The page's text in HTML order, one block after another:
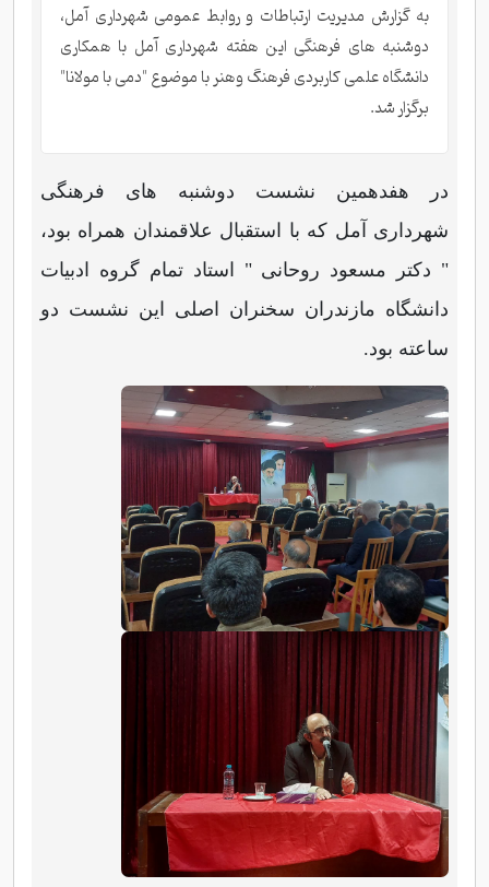
به گزارش مدیریت ارتباطات و روابط عمومی شهرداری آمل،
دوشنبه های فرهنگی این هفته شهرداری آمل با همکاری
دانشگاه علمی کاربردی فرهنگ وهنر با موضوع "دمی با مولانا"
برگزار شد.
در هفدهمین نشست دوشنبه های فرهنگی
شهرداری آمل که با استقبال علاقمندان همراه بود،
" دکتر مسعود روحانی " استاد تمام گروه ادبیات
دانشگاه مازندران سخنران اصلی این نشست دو
ساعته بود.